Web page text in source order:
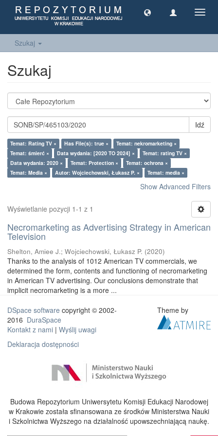
Szukaj
Szukaj
Idź
Temat: Rating TV × Has File(s): true ×
Temat: nekromarketing ×
Temat: śmierć ×
Data wydania: [2020 TO 2024] ×
Temat: rating TV ×
Data wydania: 2020 ×
Temat: Protection ×
Temat: ochrona ×
Temat: Media ×
Autor: Wojciechowski, Łukasz P. × Temat: media ×
Show Advanced Filters
Wyświetlanie pozycji 1-1 z 1
Necromarketing as Advertising Strategy in American
Television
Shelton, Amiee J.; Wojciechowski, Łukasz P. (2020)
Thanks to the analysis of 1012 American TV commercials, we
determined the form, contents and functioning of necromarketing
in American TV advertising. Our conclusions demonstrate that
implicit necromarketing is a more ...
DSpace software copyright © 2002-
2016 DuraSpace
Kontakt z nami | Wyślij uwagi
Deklaracja dostępności
Theme by
Budowa Repozytorium Uniwersytetu Komisji Edukacji Narodowej
w Krakowie została sfinansowana ze środków Ministerstwa Nauki
i Szkolnictwa Wyższego na działalność upowszechniającą naukę.